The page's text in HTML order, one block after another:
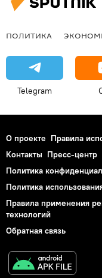
ПОЛИТИКА
Telegram
О проекте Правила
Контакты Пресс-центр
Политика
Политика
Правила применения
технологий
Обратная связь